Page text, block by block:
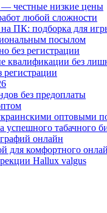
честные низкие цены
любой сложности
ПК: подборка для
посылом
без регистрации
квалификации без
регистрации
без предоплаты
оптовыми
табачного
онлайн
для комфортного
Hallux valgus